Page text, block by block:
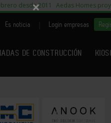
desde 2011 Aedas Homes
Es noticia Login empresas
DE CONSTRUCCIÓN
×